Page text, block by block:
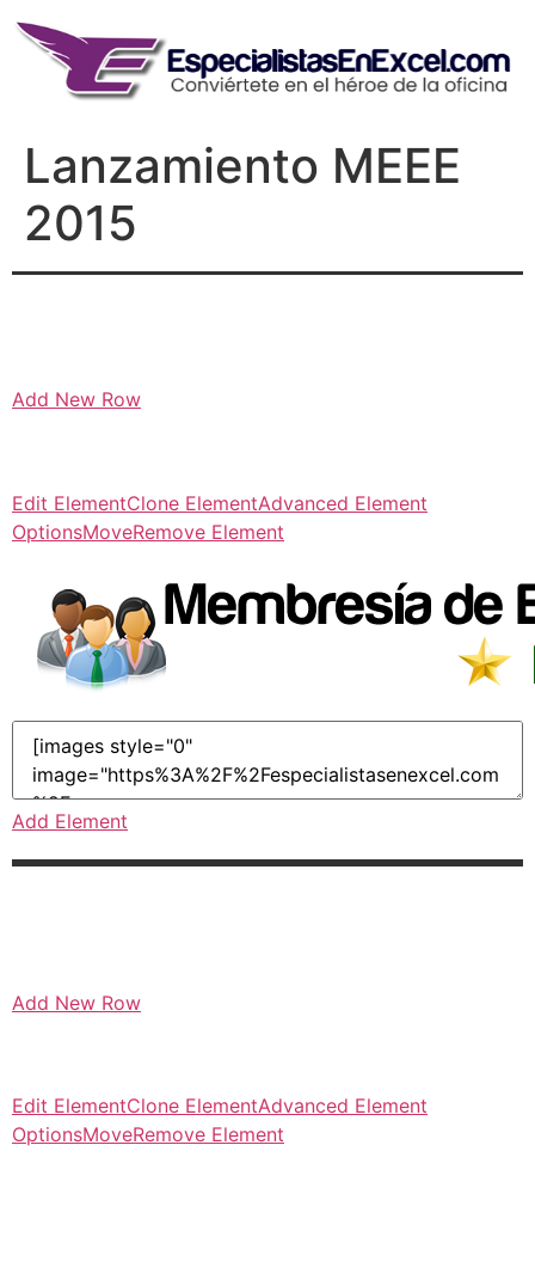
content
Lanzamiento MEEE
2015
Add New Row
Edit ElementClone ElementAdvanced Element
OptionsMoveRemove Element
Add Element
Add New Row
Edit ElementClone ElementAdvanced Element
OptionsMoveRemove Element